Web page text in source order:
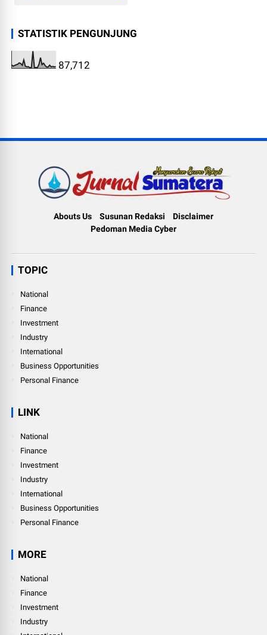
STATISTIK PENGUNJUNG
87,712
Abouts Us Susunan Redaksi
Disclaimer
Pedoman Media Cyber
TOPIC
National
Finance
Investment
Industry
International
Business Opportunities
Personal Finance
LINK
National
Finance
Investment
Industry
International
Business Opportunities
Personal Finance
MORE
National
Finance
Investment
Industry